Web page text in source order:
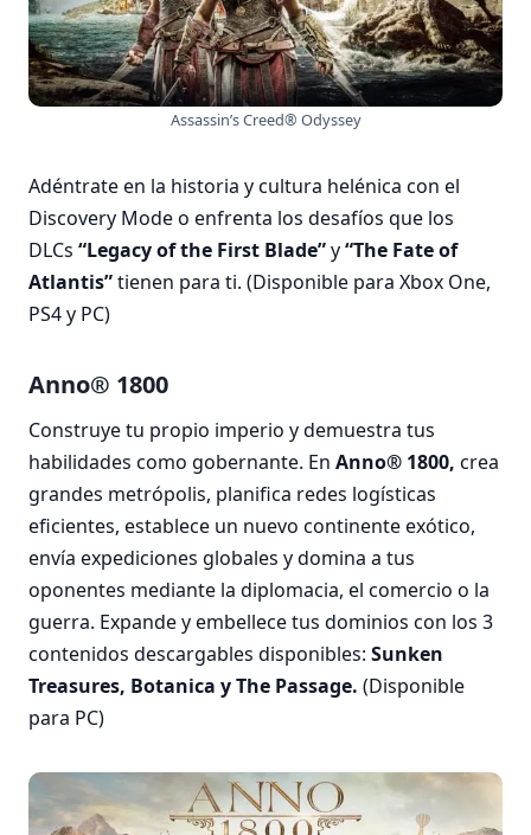
Assassin’s Creed® Odyssey
Adéntrate en la historia y cultura helénica con el
Discovery Mode o enfrenta los desafíos que los
DLCs “Legacy of the First Blade”y“The Fate of
Atlantis”tienen para ti. (Disponible para Xbox One,
PS4 y PC)
Anno® 1800
Construye tu propio imperio y demuestra tus
habilidades como gobernante. En Anno® 1800, crea
grandes metrópolis, planifica redes logísticas
eficientes, establece un nuevo continente exótico,
envía expediciones globales y domina a tus
oponentes mediante la diplomacia, el comercio o la
guerra. Expande y embellece tus dominios con los 3
contenidos descargables disponibles: Sunken
Treasures, Botanica y The Passage. (Disponible
para PC)